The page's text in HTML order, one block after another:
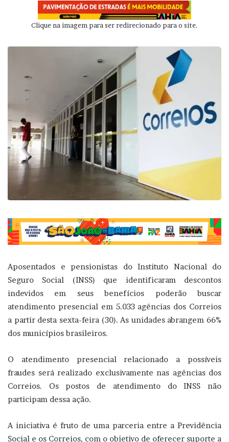
Clique na imagem para ser redirecionado para o site.
Aposentados e pensionistas do Instituto Nacional do
Seguro Social (INSS) que identificaram descontos
indevidos em seus benefícios poderão buscar
atendimento presencial em 5.033 agências dos Correios
a partir desta sexta-feira (30). As unidades abrangem 66%
dos municípios brasileiros.
O atendimento presencial relacionado a possíveis
fraudes será realizado exclusivamente nas agências dos
Correios. Os postos de atendimento do INSS não
participam dessa ação.
A iniciativa é fruto de uma parceria entre a Previdência
Social e os Correios, com o objetivo de oferecer suporte a